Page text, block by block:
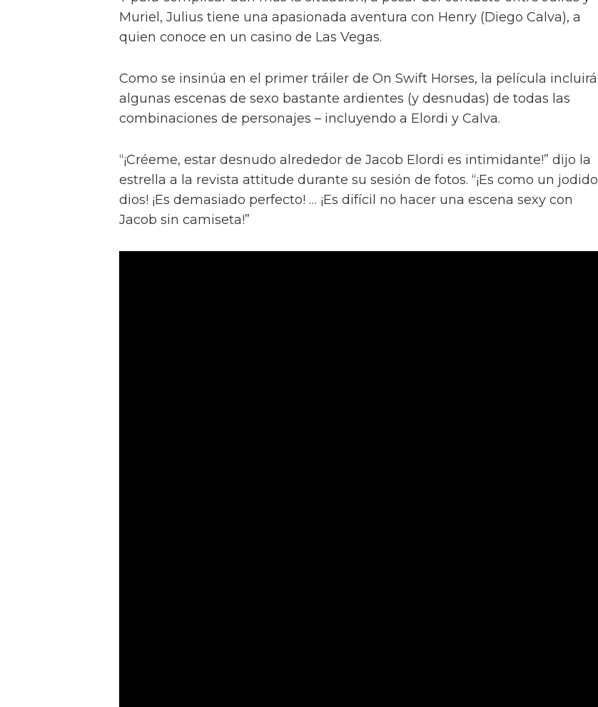
Muriel, Julius tiene una apasionada aventura con Henry (Diego Calva), a
quien conoce en un casino de Las Vegas.
Como se insinúa en el primer tráiler de On Swift Horses, la película incluirá
algunas escenas de sexo bastante ardientes (y desnudas) de todas las
combinaciones de personajes – incluyendo a Elordi y Calva.
“¡Créeme, estar desnudo alrededor de Jacob Elordi es intimidante!” dijo la
estrella a la revista attitude durante su sesión de fotos. “¡Es como un jodido
dios! ¡Es demasiado perfecto! … ¡Es difícil no hacer una escena sexy con
Jacob sin camiseta!”